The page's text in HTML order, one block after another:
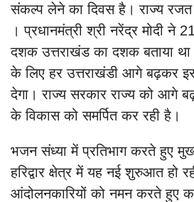
संकल्प लेने का दिवस है। राज्य रजत
। प्रधानमंत्री श्री नरेंद्र मोदी ने
दशक उत्तराखंड का दशक बताया
के लिए हर उत्तराखंडी आगे बढ़कर
देगा। राज्य सरकार राज्य को आगे
के विकास को समर्पित कर रही है।
भजन संध्या में प्रतिभाग करते हुए
हरिद्वार क्षेत्र में यह नई शुरुआत हो
आंदोलनकारियों को नमन करते हुए